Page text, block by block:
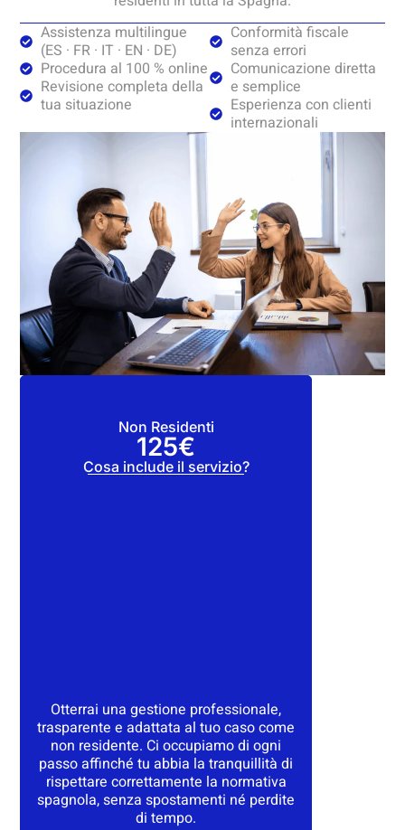
Assistenza multilingue
(ES · FR · IT · EN · DE)
Procedura al 100 % online
Revisione completa della
tua situazione
Conformità fiscale
senza errori
Comunicazione diretta
e semplice
Esperienza con clienti
internazionali
Non Residenti
125€
Cosa include il servizio?
Otterrai una gestione professionale,
trasparente e adattata al tuo caso come
non residente. Ci occupiamo di ogni
passo affinché tu abbia la tranquillità di
rispettare correttamente la normativa
spagnola, senza spostamenti né perdite
di tempo.